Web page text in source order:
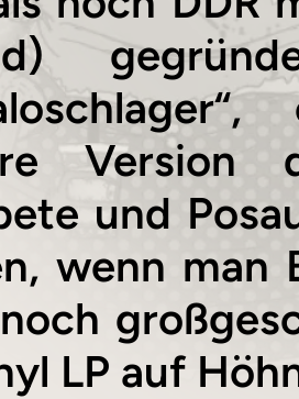
Version
und
wenn man
LP auf